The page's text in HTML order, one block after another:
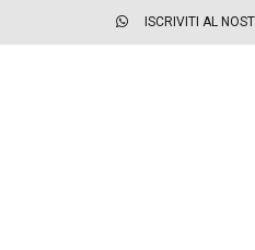
ISCRIVITI AL